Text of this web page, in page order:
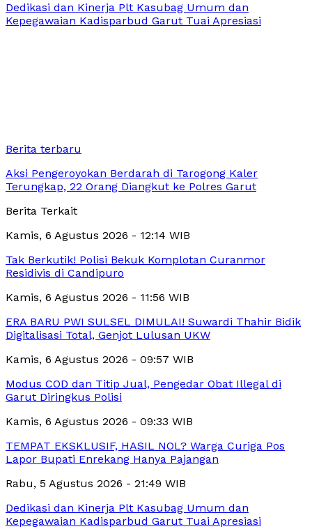
Dedikasi dan Kinerja Plt Kasubag Umum dan
Kepegawaian Kadisparbud Garut Tuai Apresiasi
Berita terbaru
Aksi Pengeroyokan Berdarah di Tarogong Kaler
Terungkap, 22 Orang Diangkut ke Polres Garut
Berita Terkait
Kamis, 6 Agustus 2026 - 12:14 WIB
Tak Berkutik! Polisi Bekuk Komplotan Curanmor
Residivis di Candipuro
Kamis, 6 Agustus 2026 - 11:56 WIB
ERA BARU PWI SULSEL DIMULAI! Suwardi Thahir Bidik
Digitalisasi Total, Genjot Lulusan UKW
Kamis, 6 Agustus 2026 - 09:57 WIB
Modus COD dan Titip Jual, Pengedar Obat Illegal di
Garut Diringkus Polisi
Kamis, 6 Agustus 2026 - 09:33 WIB
TEMPAT EKSKLUSIF, HASIL NOL? Warga Curiga Pos
Lapor Bupati Enrekang Hanya Pajangan
Rabu, 5 Agustus 2026 - 21:49 WIB
Dedikasi dan Kinerja Plt Kasubag Umum dan
Kepegawaian Kadisparbud Garut Tuai Apresiasi